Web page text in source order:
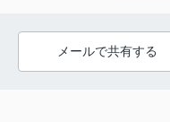
メールで共有する